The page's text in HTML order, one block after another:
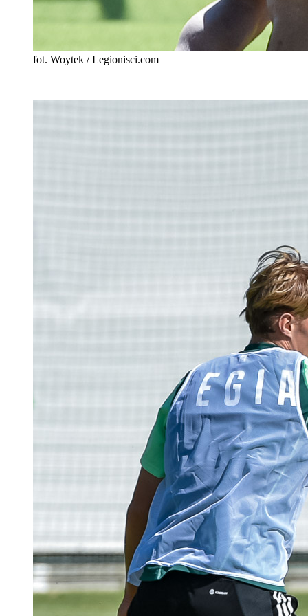
fot. Woytek / Legionisci.com